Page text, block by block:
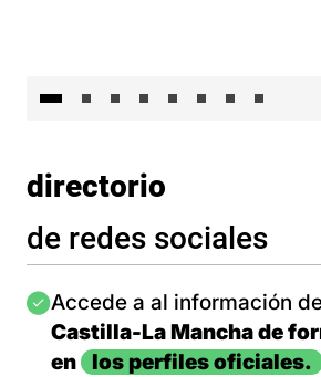
directorio
de redes sociales
Imagen
Accede a al información
Castilla-La Mancha de
en
los perfiles oficiales.